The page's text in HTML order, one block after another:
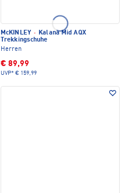
McKINLEY · Kalana Mid AQX
Trekkingschuhe
Herren
€ 89,99
UVP* € 159,99